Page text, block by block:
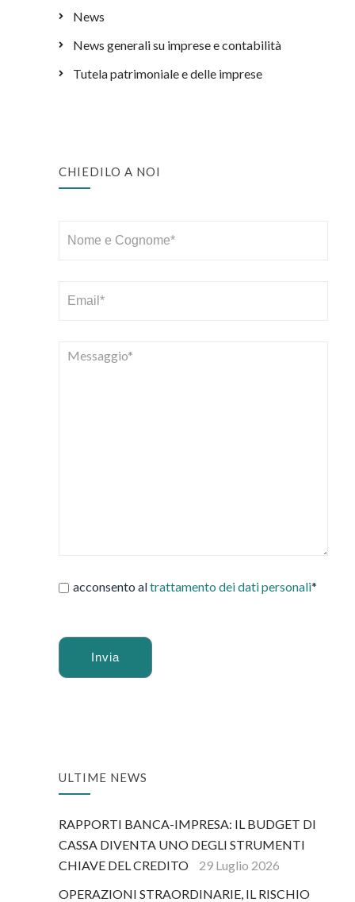
News
News generali su imprese e contabilità
Tutela patrimoniale e delle imprese
CHIEDILO A NOI
acconsento altrattamento dei dati personali*
ULTIME NEWS
RAPPORTI BANCA-IMPRESA: IL BUDGET DI
CASSA DIVENTA UNO DEGLI STRUMENTI
CHIAVE DEL CREDITO
29 Luglio 2026
OPERAZIONI STRAORDINARIE, IL RISCHIO